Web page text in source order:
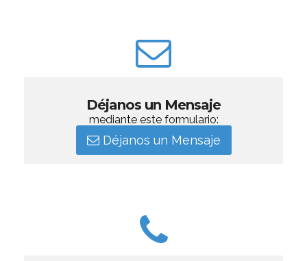
Déjanos un Mensaje
mediante este formulario:
Déjanos un Mensaje